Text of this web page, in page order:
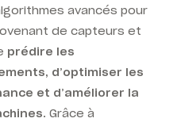
avancés pour
de capteurs et
prédire les
d’optimiser les
et d’améliorer la
. Grâce à